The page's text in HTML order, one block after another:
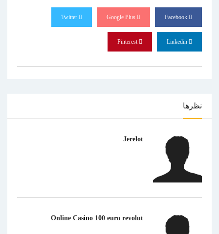
نظرها
Jerelot
Online Casino 100 euro revolut